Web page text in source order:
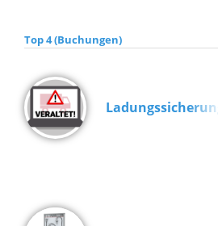
Top 4 (Buchungen)
Ladungssicherung